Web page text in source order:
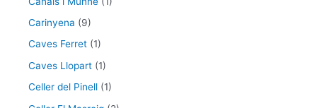
Carinyena (9)
Caves Ferret (1)
Caves Llopart (1)
Celler del Pinell (1)